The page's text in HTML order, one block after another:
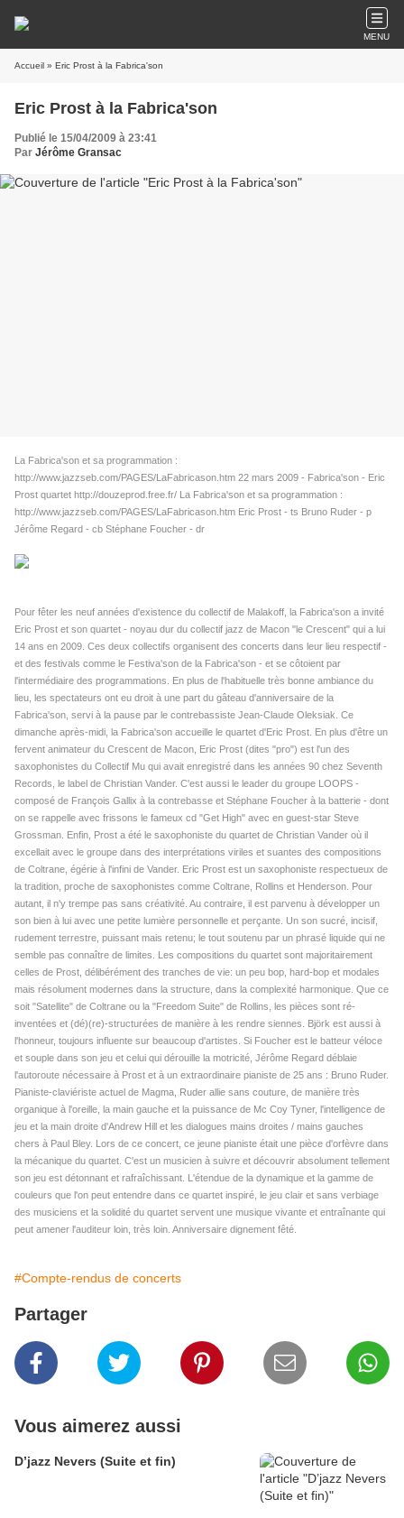
MENU
Accueil » Eric Prost à la Fabrica'son
Eric Prost à la Fabrica'son
Publié le 15/04/2009 à 23:41
Par Jérôme Gransac
La Fabrica'son et sa programmation :
http://www.jazzseb.com/PAGES/LaFabricason.htm 22 mars 2009 - Fabrica'son - Eric
Prost quartet http://douzeprod.free.fr/ La Fabrica'son et sa programmation :
http://www.jazzseb.com/PAGES/LaFabricason.htm Eric Prost - ts Bruno Ruder - p
Jérôme Regard - cb Stéphane Foucher - dr
Pour fêter les neuf années d'existence du collectif de Malakoff, la Fabrica'son a invité
Eric Prost et son quartet - noyau dur du collectif jazz de Macon "le Crescent" qui a lui
14 ans en 2009. Ces deux collectifs organisent des concerts dans leur lieu respectif -
et des festivals comme le Festiva'son de la Fabrica'son - et se côtoient par
l'intermédiaire des programmations. En plus de l'habituelle très bonne ambiance du
lieu, les spectateurs ont eu droit à une part du gâteau d'anniversaire de la
Fabrica'son, servi à la pause par le contrebassiste Jean-Claude Oleksiak. Ce
dimanche après-midi, la Fabrica'son accueille le quartet d'Eric Prost. En plus d'être un
fervent animateur du Crescent de Macon, Eric Prost (dites "pro") est l'un des
saxophonistes du Collectif Mu qui avait enregistré dans les années 90 chez Seventh
Records, le label de Christian Vander. C'est aussi le leader du groupe LOOPS -
composé de François Gallix à la contrebasse et Stéphane Foucher à la batterie - dont
on se rappelle avec frissons le fameux cd "Get High" avec en guest-star Steve
Grossman. Enfin, Prost a été le saxophoniste du quartet de Christian Vander où il
excellait avec le groupe dans des interprétations viriles et suantes des compositions
de Coltrane, égérie à l'infini de Vander. Eric Prost est un saxophoniste respectueux de
la tradition, proche de saxophonistes comme Coltrane, Rollins et Henderson. Pour
autant, il n'y trempe pas sans créativité. Au contraire, il est parvenu à développer un
son bien à lui avec une petite lumière personnelle et perçante. Un son sucré, incisif,
rudement terrestre, puissant mais retenu; le tout soutenu par un phrasé liquide qui ne
semble pas connaître de limites. Les compositions du quartet sont majoritairement
celles de Prost, délibérément des tranches de vie: un peu bop, hard-bop et modales
mais résolument modernes dans la structure, dans la complexité harmonique. Que ce
soit "Satellite" de Coltrane ou la "Freedom Suite" de Rollins, les pièces sont ré-
inventées et (dé)(re)-structurées de manière à les rendre siennes. Björk est aussi à
l'honneur, toujours influente sur beaucoup d'artistes. Si Foucher est le batteur véloce
et souple dans son jeu et celui qui dérouille la motricité, Jérôme Regard déblaie
l'autoroute nécessaire à Prost et à un extraordinaire pianiste de 25 ans : Bruno Ruder.
Pianiste-claviériste actuel de Magma, Ruder allie sans couture, de manière très
organique à l'oreille, la main gauche et la puissance de Mc Coy Tyner, l'intelligence de
jeu et la main droite d'Andrew Hill et les dialogues mains droites / mains gauches
chers à Paul Bley. Lors de ce concert, ce jeune pianiste était une pièce d'orfèvre dans
la mécanique du quartet. C'est un musicien à suivre et découvrir absolument tellement
son jeu est détonnant et rafraîchissant. L'étendue de la dynamique et la gamme de
couleurs que l'on peut entendre dans ce quartet inspiré, le jeu clair et sans verbiage
des musiciens et la solidité du quartet servent une musique vivante et entraînante qui
peut amener l'auditeur loin, très loin. Anniversaire dignement fêté.
#Compte-rendus de concerts
Partager
Vous aimerez aussi
D’jazz Nevers (Suite et fin)